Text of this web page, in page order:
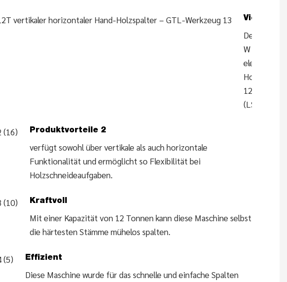
Vielseitig
Der 4000
W Ce
elektrische
Holzspalter
12 Tonnen
(LSV12T-
Produktvorteile 2
verfügt sowohl über vertikale als auch horizontale
Funktionalität und ermöglicht so Flexibilität bei
Holzschneideaufgaben.
Kraftvoll
Mit einer Kapazität von 12 Tonnen kann diese Maschine selbst
die härtesten Stämme mühelos spalten.
Effizient
Diese Maschine wurde für das schnelle und einfache Spalten